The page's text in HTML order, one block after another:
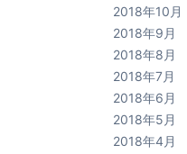
2018年10月
2018年9月
2018年8月
2018年7月
2018年6月
2018年5月
2018年4月